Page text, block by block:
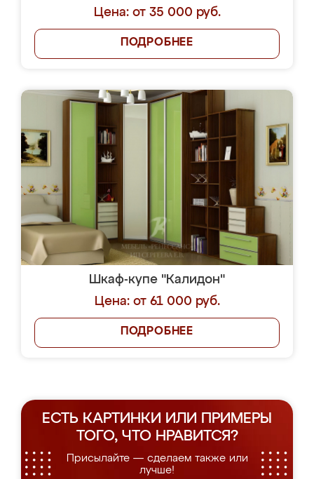
Цена: от 35 000 руб.
ПОДРОБНЕЕ
Шкаф-купе "Калидон"
Цена: от 61 000 руб.
ПОДРОБНЕЕ
ЕСТЬ КАРТИНКИ ИЛИ ПРИМЕРЫ
ТОГО, ЧТО НРАВИТСЯ?
Присылайте — сделаем также или
лучше!